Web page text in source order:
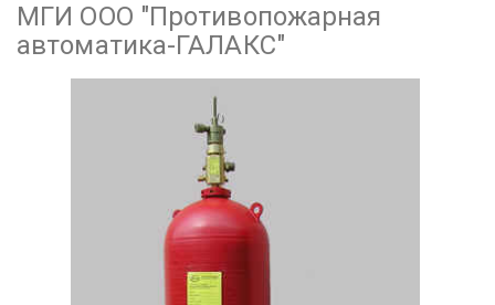
МГИ ООО "Противопожарная
автоматика-ГАЛАКС"